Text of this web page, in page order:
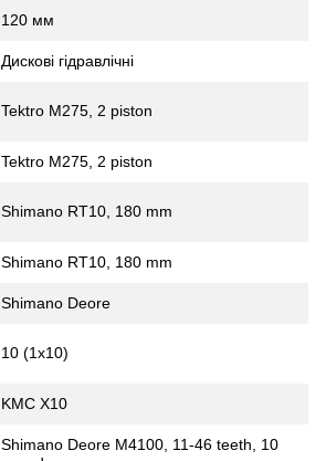
120 мм
Дискові гідравлічні
Tektro M275, 2 piston
Tektro M275, 2 piston
Shimano RT10, 180 mm
Shimano RT10, 180 mm
Shimano Deore
10 (1x10)
KMC X10
Shimano Deore M4100, 11-46 teeth, 10